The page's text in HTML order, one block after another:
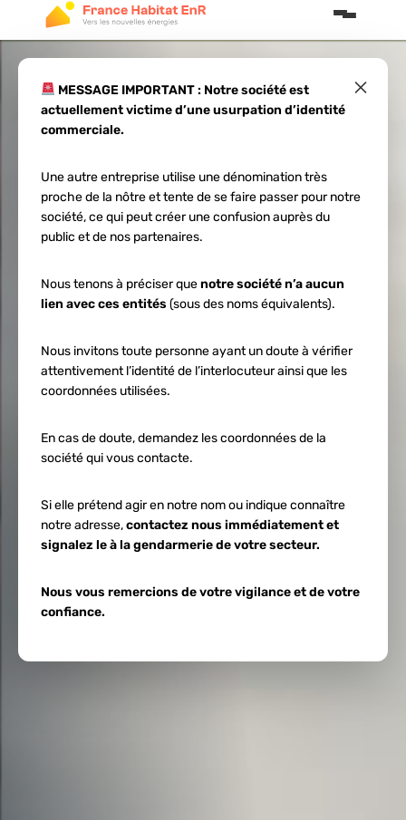
×
MESSAGE IMPORTANT : Notre société est
actuellement victime d’une usurpation d’identité
commerciale.
Une autre entreprise utilise une dénomination très
proche de la nôtre et tente de se faire passer pour notre
société, ce qui peut créer une confusion auprès du
public et de nos partenaires.
Nous tenons à préciser quenotre société n’a aucun
lien avec ces entités (sous des noms équivalents).
Nous invitons toute personne ayant un doute à vérifier
attentivement l’identité de l’interlocuteur ainsi que les
coordonnées utilisées.
En cas de doute, demandez les coordonnées de la
société qui vous contacte.
Si elle prétend agir en notre nom ou indique connaître
notre adresse,contactez nous immédiatement et
signalez le à la gendarmerie de votre secteur.
Nous vous remercions de votre vigilance et de votre
confiance.
Déclaration de
travaux panneaux
solaires : guide
2026